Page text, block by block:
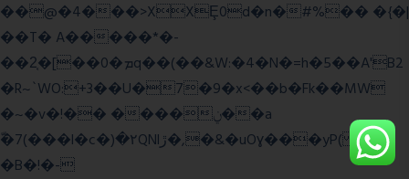
��@�4���>XXȨ0d�n�#%�� �{�|
��T� A�����*�-
��2͔�[��0�ܡq��(��&W:�4�N�=h�5��A'B2
�R~`WO:+3��U�7�9�x<��b�Fk��MW
�~�v�!�� ����ݧ��a
ّ�7(���l�c�)�۲QNlڙ�,�&�uOɣ���yP( z�D|
�B�!�-